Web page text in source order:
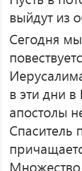
выйдут из
Сегодня
в эти дни
апостолы
Спаситель
Множество